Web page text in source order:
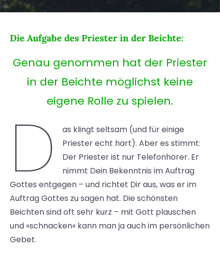
Die Aufgabe des Priester in der Beichte:
Genau genommen hat der Priester
in der Beichte möglichst keine
eigene Rolle zu spielen.
D
as klingt seltsam (und für einige
Priester echt hart). Aber es stimmt:
Der Priester ist nur Telefonhörer. Er
nimmt Dein Bekenntnis im Auftrag
Gottes entgegen – und richtet Dir aus, was er im
Auftrag Gottes zu sagen hat. Die schönsten
Beichten sind oft sehr kurz – mit Gott plauschen
und »schnacken« kann man ja auch im persönlichen
Gebet.